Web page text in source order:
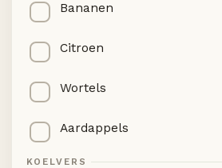
Bananen
Citroen
Wortels
Aardappels
KOELVERS